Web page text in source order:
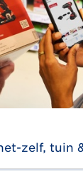
zelf, tuin